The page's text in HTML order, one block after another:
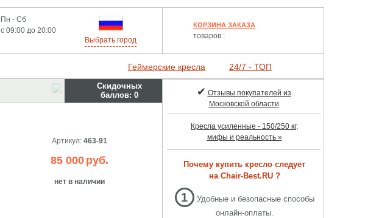
Пн - Сб
с 09:00 до 20:00
Выбрать город
КОРЗИНА ЗАКАЗА
товаров :
Геймерские кресла 24/7 - ТОП
Скидочных
баллов: 0
Артикул: 463-91
85 000 руб.
нет в наличии
✔ Отзывы покупателей из
Московской области
Кресла усиленные - 150/250 кг,
мифы и реальность »
Почему купить кресло следует
на Chair-Best.RU ?
1
Удобные и безопасные способы
онлайн-оплаты.